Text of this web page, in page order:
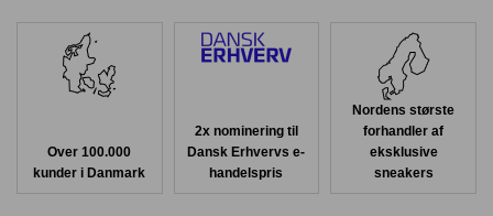
Over 100.000
kunder i Danmark
2x nominering til
Dansk Erhvervs e-
handelspris
Nordens største
forhandler af
eksklusive
sneakers